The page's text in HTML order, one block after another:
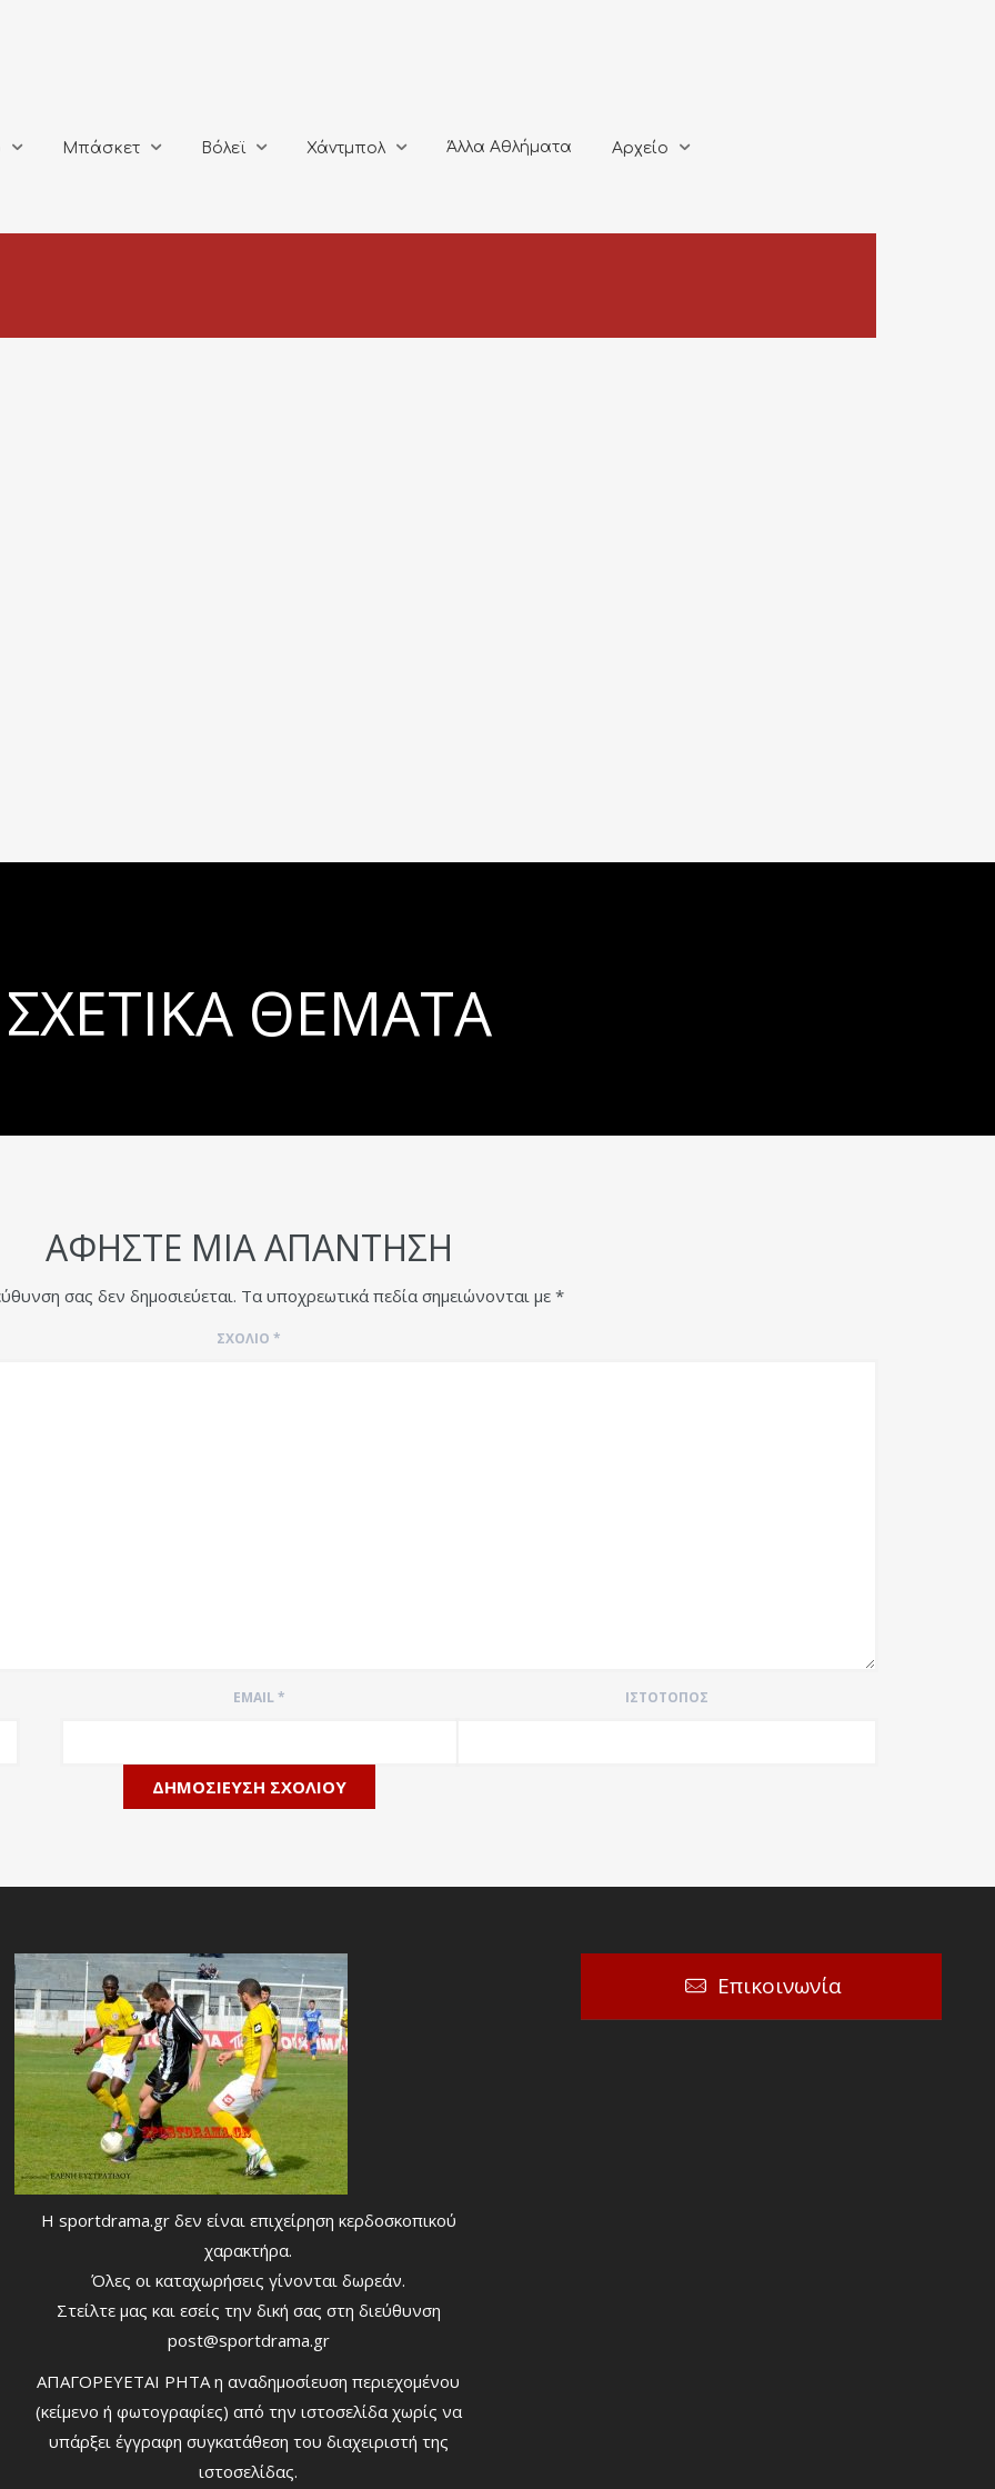
Μπάσκετ Βόλεϊ Χάντμπολ Άλλα Αθλήματα Αρχείο
ΣΧΕΤΙΚΆ ΘΈΜΑΤΑ
ΑΦΉΣΤΕ ΜΙΑ ΑΠΆΝΤΗΣΗ
σας δεν δημοσιεύεται. Τα υποχρεωτικά πεδία σημειώνονται με *
ΣΧΌΛΙΟ *
EMAIL* ΙΣΤΌΤΟΠΟΣ
Η sportdrama.gr δεν είναι επιχείρηση κερδοσκοπικού
χαρακτήρα.
Όλες οι καταχωρήσεις γίνονται δωρεάν.
Στείλτε μας και εσείς την δική σας στη διεύθυνση
post@sportdrama.gr
ΑΠΑΓΟΡΕΥΕΤΑΙ ΡΗΤΑ η αναδημοσίευση περιεχομένου
(κείμενο ή φωτογραφίες) από την ιστοσελίδα χωρίς να
υπάρξει έγγραφη συγκατάθεση του διαχειριστή της
ιστοσελίδας.
Επικοινωνία